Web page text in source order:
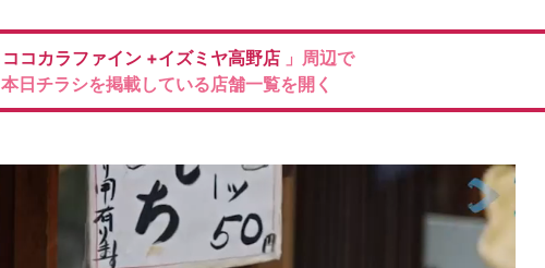
ココカラファイン +イズミヤ高野店 」周辺で
本日チラシを掲載している店舗一覧を開く